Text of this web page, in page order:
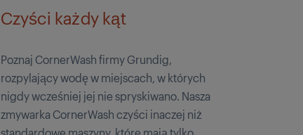
Czyści każdy kąt
Poznaj CornerWash firmy Grundig,
rozpylający wodę w miejscach, w których
nigdy wcześniej jej nie spryskiwano. Nasza
zmywarka CornerWash czyści inaczej niż